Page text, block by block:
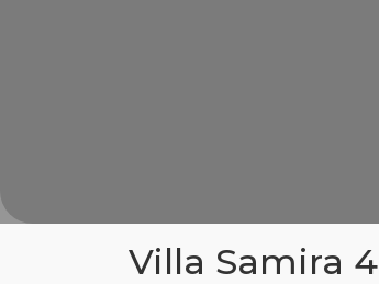
Villa Samira 4